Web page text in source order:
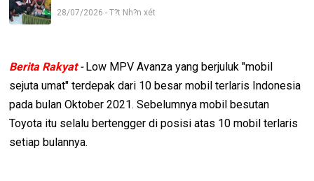
28/07/2026 - T?t Nh?n xét
Berita Rakyat-Low MPV Avanza yang berjuluk "mobil
sejuta umat" terdepak dari 10 besar mobil terlaris Indonesia
pada bulan Oktober 2021. Sebelumnya mobil besutan
Toyota itu selalu bertengger di posisi atas 10 mobil terlaris
setiap bulannya.